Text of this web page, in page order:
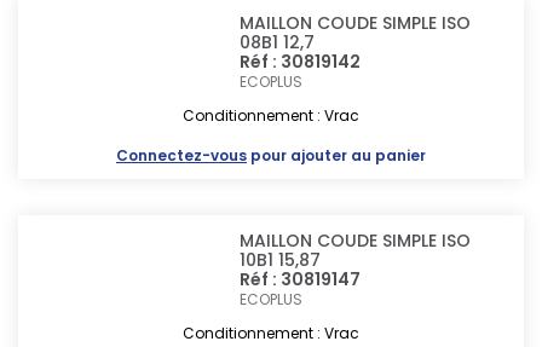
MAILLON COUDE SIMPLE ISO
08B1 12,7
Réf : 30819142
ECOPLUS
Conditionnement : Vrac
Connectez-vous pour ajouter au panier
MAILLON COUDE SIMPLE ISO
10B1 15,87
Réf : 30819147
ECOPLUS
Conditionnement : Vrac